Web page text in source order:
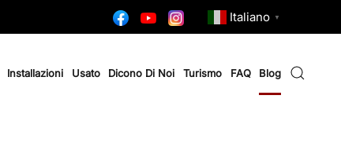
Italiano ▼
Installazioni Usato Dicono Di Noi Turismo FAQ Blog